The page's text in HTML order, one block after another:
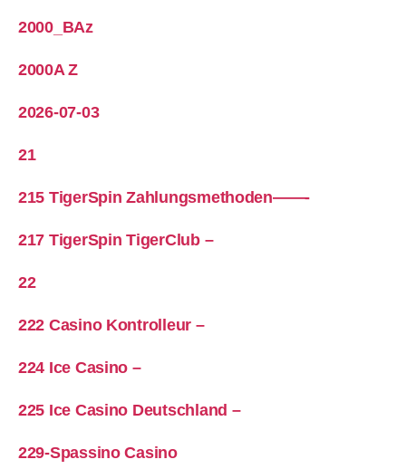
2000_BAz
2000A Z
2026-07-03
21
215 TigerSpin Zahlungsmethoden——-
217 TigerSpin TigerClub –
22
222 Casino Kontrolleur –
224 Ice Casino –
225 Ice Casino Deutschland –
229-Spassino Casino